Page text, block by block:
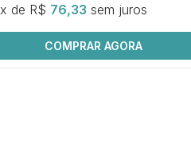
x de R$ 76,33 sem juros
COMPRAR AGORA